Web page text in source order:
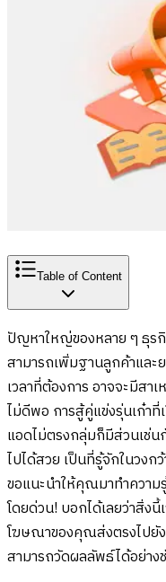
Table of Content
ปัญหาใหญ่ของหลาย ๆ ธุรกิ
สามารถเพิ่มฐานลูกค้าและ
เวลาที่ต้องการ อาจจะมีสา
ไม่ดีพอ การสู้คู่แข่งรุ่นเก๋า
แอดไม่ตรงกลุ่มก็มีส่วนเช่
ไปได้สวย เป็นที่รู้จักในวงก
ขอแนะนำให้คุณมาทำควา
โดยด่วน! บอกได้เลยว่าสิ่ง
โฆษณาของคุณส่งตรงไปยั
สามารถวัดผลลัพธ์ได้อย่าง